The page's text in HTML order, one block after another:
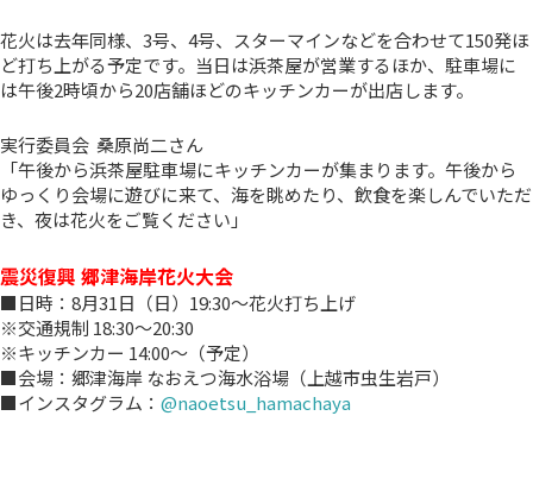
花火は去年同様、3号、4号、スターマインなどを合わせて150発ほ
ど打ち上がる予定です。当日は浜茶屋が営業するほか、駐車場に
は午後2時頃から20店舗ほどのキッチンカーが出店します。
実行委員会 桑原尚二さん
「午後から浜茶屋駐車場にキッチンカーが集まります。午後から
ゆっくり会場に遊びに来て、海を眺めたり、飲食を楽しんでいただ
き、夜は花火をご覧ください」
震災復興 郷津海岸花火大会
■日時：8月31日（日）19:30～花火打ち上げ
※交通規制 18:30～20:30
※キッチンカー 14:00～（予定）
■会場：郷津海岸 なおえつ海水浴場（上越市虫生岩戸）
■インスタグラム： @naoetsu_hamachaya